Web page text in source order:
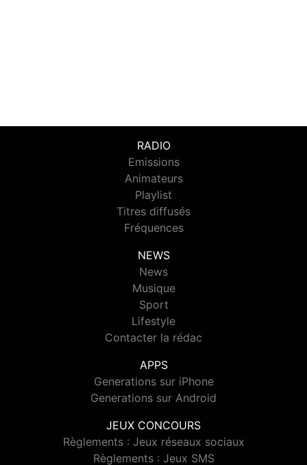
RADIO
Emissions
Animateurs
Playlist
Titres diffusés
Fréquences
NEWS
News
Musique
Sport
Lifestyle
Contacter la rédac
APPS
Generations sur iPhone
Generations sur Android
JEUX CONCOURS
Règlements : Jeux réseaux sociaux
Règlements : Jeux SMS